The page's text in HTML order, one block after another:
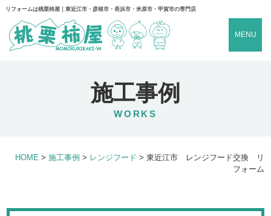
リフォームは桃栗柿屋｜東近江市・彦根市・長浜市・米原市・甲賀市の専門店
MENU
施工事例
WORKS
HOME > 施工事例 > レンジフード > 東近江市 レンジフード交換 リ
フォーム